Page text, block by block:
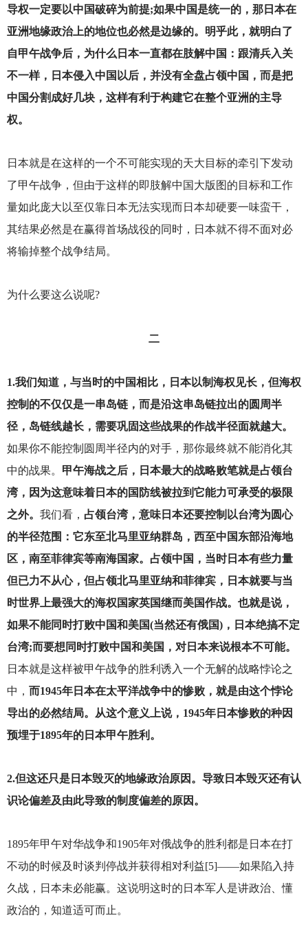
导权一定要以中国破碎为前提;如果中国是统一的，那日本在
亚洲地缘政治上的地位也必然是边缘的。明乎此，就明白了
自甲午战争后，为什么日本一直都在肢解中国：跟清兵入关
不一样，日本侵入中国以后，并没有全盘占领中国，而是把
中国分割成好几块，这样有利于构建它在整个亚洲的主导
权。
日本就是在这样的一个不可能实现的天大目标的牵引下发动
了甲午战争，但由于这样的即肢解中国大版图的目标和工作
量如此庞大以至仅靠日本无法实现而日本却硬要一味蛮干，
其结果必然是在赢得首场战役的同时，日本就不得不面对必
将输掉整个战争结局。
为什么要这么说呢?
二
1.我们知道，与当时的中国相比，日本以制海权见长，但海权
控制的不仅仅是一串岛链，而是沿这串岛链拉出的圆周半
径，岛链线越长，需要巩固这些战果的作战半径面就越大。
如果你不能控制圆周半径内的对手，那你最终就不能消化其
中的战果。 甲午海战之后，日本最大的战略败笔就是占领台
湾，因为这意味着日本的国防线被拉到它能力可承受的极限
之外。 我们看， 占领台湾，意味日本还要控制以台湾为圆心
的半径范围：它东至北马里亚纳群岛，西至中国东部沿海地
区，南至菲律宾等南海国家。占领中国，当时日本有些力量
但已力不从心，但占领北马里亚纳和菲律宾，日本就要与当
时世界上最强大的海权国家英国继而美国作战。也就是说，
如果不能同时打败中国和美国(当然还有俄国)，日本绝搞不定
台湾;而要想同时打败中国和美国，对日本来说根本不可能。
日本就是这样被甲午战争的胜利诱入一个无解的战略悖论之
中， 而1945年日本在太平洋战争中的惨败，就是由这个悖论
导出的必然结局。从这个意义上说，1945年日本惨败的种因
预埋于1895年的日本甲午胜利。
2.但这还只是日本毁灭的地缘政治原因。导致日本毁灭还有认
识论偏差及由此导致的制度偏差的原因。
1895年甲午对华战争和1905年对俄战争的胜利都是日本在打
不动的时候及时谈判停战并获得相对利益[5]——如果陷入持
久战，日本未必能赢。这说明这时的日本军人是讲政治、懂
政治的，知道适可而止。